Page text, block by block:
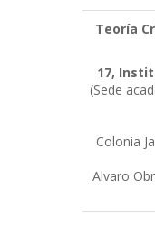
Teoría
17,
(Sede
Colonia
Alvaro